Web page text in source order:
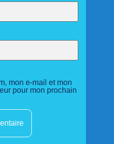
mon e-mail et mon
pour mon prochain